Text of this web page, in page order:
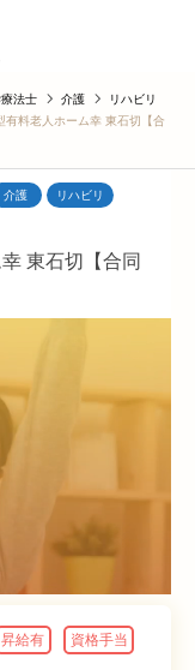
法士 介護
リハビリ
有料老人ホーム幸 東石切【合
介護 リハビリ
東石切【合同
昇給有 資格手当